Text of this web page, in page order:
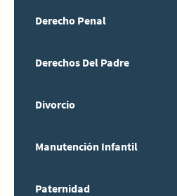
Derecho Penal
Derechos Del Padre
Divorcio
Manutención Infantil
Paternidad